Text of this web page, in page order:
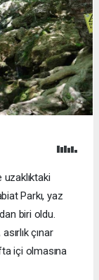
Parkı, yaz
biri oldu.
çınar
içi olmasına